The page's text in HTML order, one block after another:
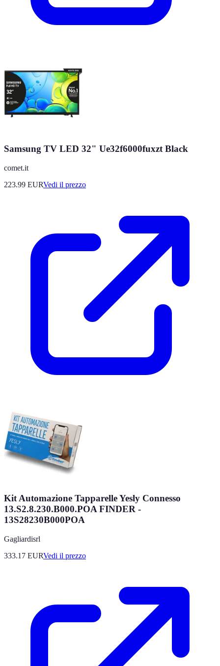
Samsung TV LED 32" Ue32f6000fuxzt Black
comet.it
223.99 EURVedi il prezzo
Kit Automazione Tapparelle Yesly Connesso
13.S2.8.230.B000.POA FINDER -
13S28230B000POA
Gagliardisrl
333.17 EURVedi il prezzo